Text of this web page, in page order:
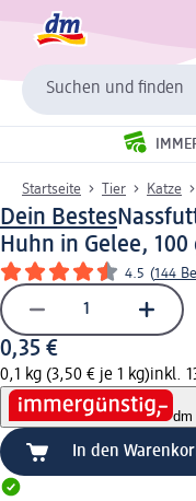
Suchen und finden
Startseite Tier Katze
Dein Bestes
Huhn in Gelee, 100
4.5 (144
0,35 €
0,1 kg (3,50 € je 1 kg)inkl.
dm
In den